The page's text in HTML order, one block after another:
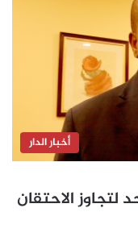
أخبار الدار
لتجاوز الاحتقان